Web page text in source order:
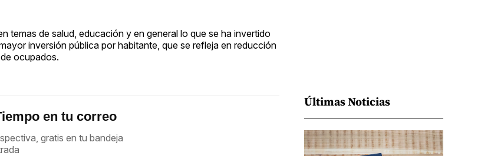
temas de salud, educación y en general lo que se ha invertido
inversión pública por habitante, que se refleja en reducción
ocupados.
en tu correo
gratis en tu bandeja
Últimas Noticias